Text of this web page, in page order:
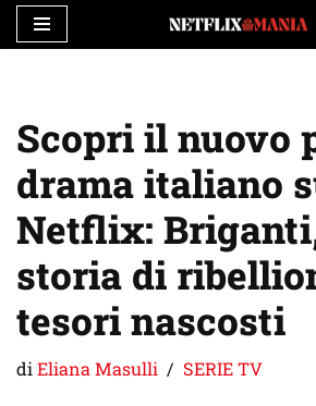
contenuto
Scopri il nuovo
drama italiano
Netflix:
storia di
tesori nascosti
di Eliana Masulli SERIE TV